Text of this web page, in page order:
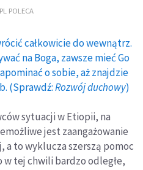
POLECA
całkowicie do wewnątrz.
na Boga, zawsze mieć Go
o sobie, aż znajdzie
(Sprawdź:Rozwój duchowy)
sytuacji w Etiopii, na
jest zaangażowanie
to wyklucza szerszą pomoc
tej chwili bardzo odległe,